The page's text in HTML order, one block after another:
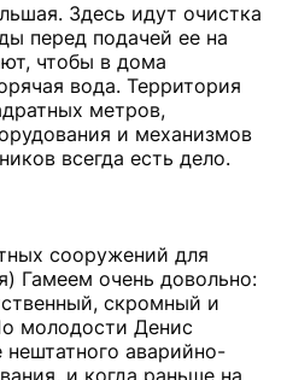
Здесь идут очистка
перед подачей ее на
чтобы в дома
вода. Территория
метров,
и механизмов
всегда есть дело.
сооружений для
Гамеем очень довольно:
скромный и
молодости Денис
аварийно-